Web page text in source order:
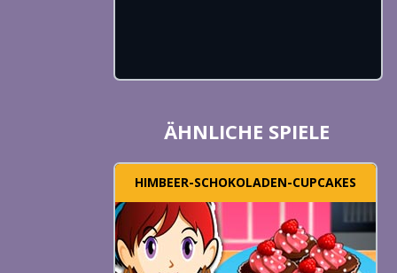
ÄHNLICHE SPIELE
HIMBEER-SCHOKOLADEN-CUPCAKES